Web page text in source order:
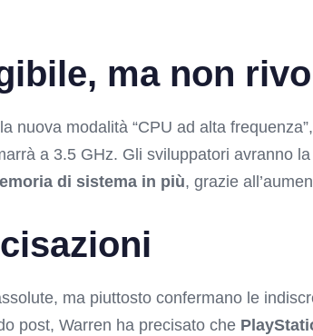
ma non
nuova modalità “CPU ad alta
a 3.5 GHz. Gli sviluppatori avranno
di sistema in più, grazie
ma piuttosto confermano le
post, Warren ha precisato che